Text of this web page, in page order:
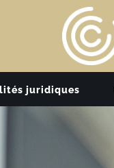
juridiques